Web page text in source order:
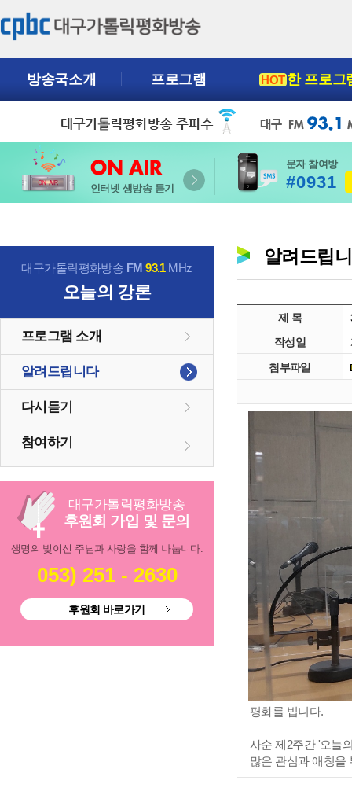
방송국소개 프로그램 HOT한 프로그
인터넷 생방송 듣기
문자 참여방
#0931
대구가톨릭평화방송 FM93.1MHz
오늘의 강론
프로그램 소개
알려드립니다
다시듣기
참여하기
대구가톨릭평화방송
후원회 가입 및 문의
생명의 빛이신 주님과 사랑을 함께 나눕니다.
053) 251 - 2630
후원회 바로가기
알려드립
제 목
작성일
첨부파일
평화를 빕니다.
사순 제2주간 '오늘
많은 관심과 애청을